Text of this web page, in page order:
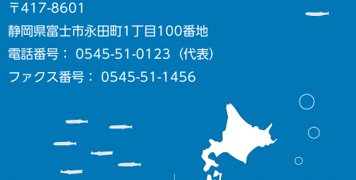
〒417-8601
静岡県富士市永田町1丁目100番地
電話番号： 0545-51-0123（代表）
ファクス番号： 0545-51-1456